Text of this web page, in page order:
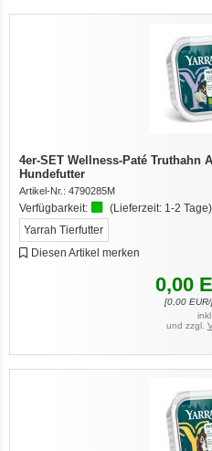
4er-SET Wellness-Paté Truthahn
Hundefutter
Artikel-Nr.: 4790285M
Verfügbarkeit: (Lieferzeit: 1-2 Tage)
Yarrah Tierfutter
Diesen Artikel merken
0,00
[0,00EUR/
und zzgl.